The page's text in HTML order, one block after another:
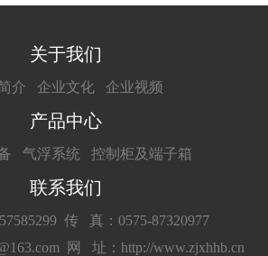
关于我们
介 企业文化 企业视频
产品中心
气浮系统 控制柜及端子箱
联系我们
传 真：0575-87320977
网 址：http://www.zjxhhb.cn